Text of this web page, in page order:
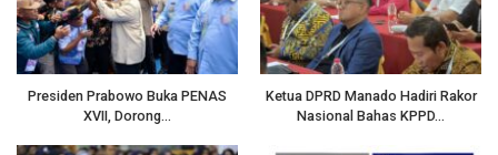
Presiden Prabowo Buka PENAS
XVII, Dorong…
Ketua DPRD Manado Hadiri Rakor
Nasional Bahas KPPD…